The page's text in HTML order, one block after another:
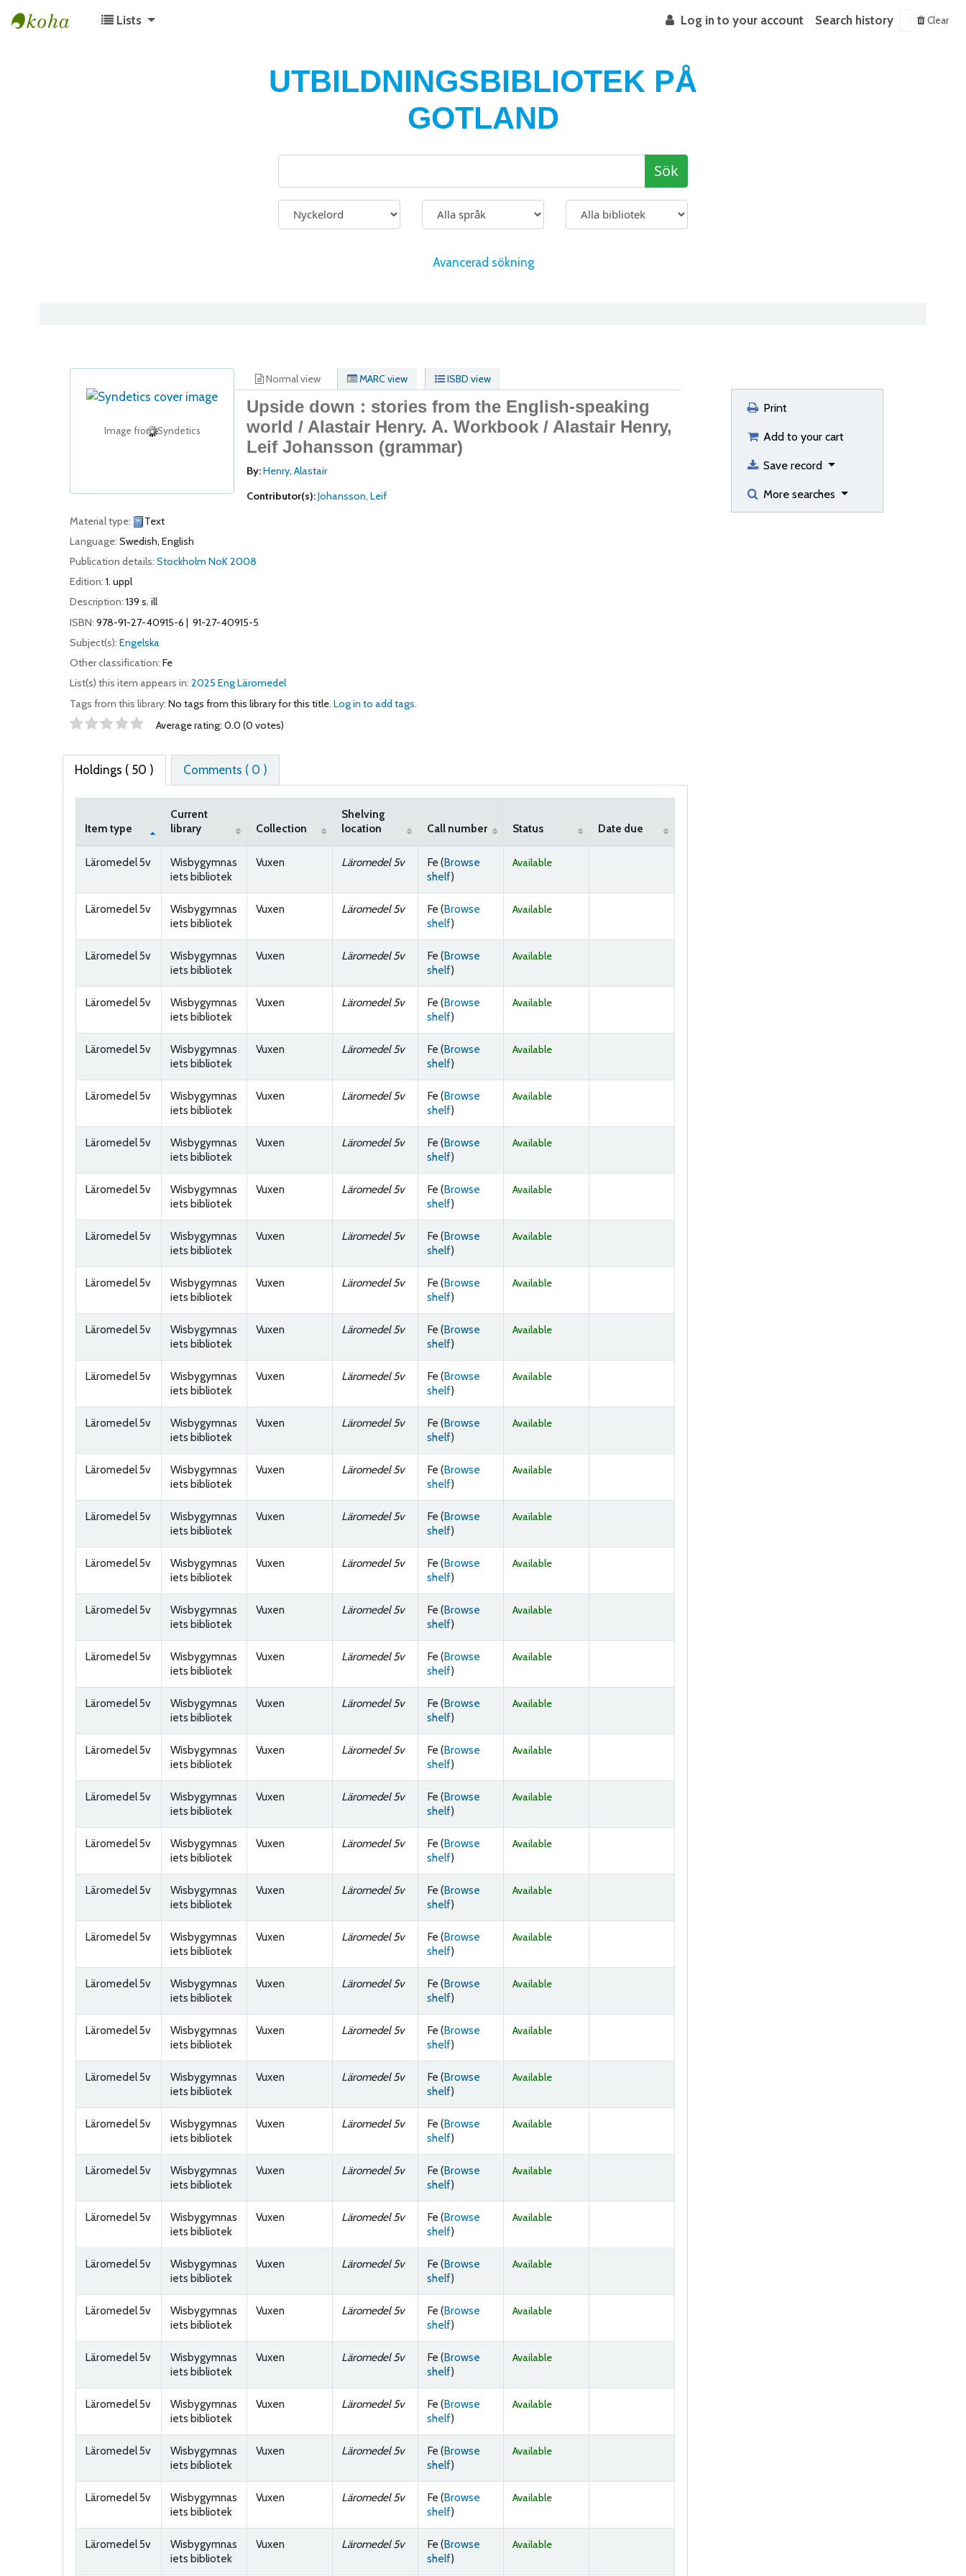
Lists Log in to your account Search history Clear
UTBILDNINGSBIBLIOTEK PÅ
GOTLAND
Sök
Avancerad sökning
Image from Syndetics
Normal view MARC view ISBD view
Upside down : stories from the English-speaking
world / Alastair Henry. A. Workbook / Alastair Henry,
Leif Johansson (grammar)
By:Henry, Alastair
Contributor(s):Johansson, Leif
Material type:
Text
Language: Swedish, English
Publication details: Stockholm NoK2008
Edition: 1. uppl
Description: 139 s. ill
ISBN: 978-91-27-40915-6
91-27-40915-5
Subject(s): Engelska
Other classification: Fe
List(s) this item appears in: 2025 Eng Läromedel
Tags from this library: No tags from this library for this title. Log in to add tags.
Star ratings Average rating: 0.0 (0 votes)
Holdings ( 50 ) Comments ( 0 )
Item type
Current
library
Collection
Shelving
location
Call number Status Date due
Läromedel 5v
Wisbygymnas
iets bibliotek
Vuxen Läromedel 5v Fe (Browse
shelf(Opens below)
)
Available
Läromedel 5v
Wisbygymnas
iets bibliotek
Vuxen Läromedel 5v Fe (Browse
shelf(Opens below)
)
Available
Läromedel 5v
Wisbygymnas
iets bibliotek
Vuxen Läromedel 5v Fe (Browse
shelf(Opens below)
)
Available
Läromedel 5v
Wisbygymnas
iets bibliotek
Vuxen Läromedel 5v Fe (Browse
shelf(Opens below)
)
Available
Läromedel 5v
Wisbygymnas
iets bibliotek
Vuxen Läromedel 5v Fe (Browse
shelf(Opens below)
)
Available
Läromedel 5v
Wisbygymnas
iets bibliotek
Vuxen Läromedel 5v Fe (Browse
shelf(Opens below)
)
Available
Läromedel 5v
Wisbygymnas
iets bibliotek
Vuxen Läromedel 5v Fe (Browse
shelf(Opens below)
)
Available
Läromedel 5v
Wisbygymnas
iets bibliotek
Vuxen Läromedel 5v Fe (Browse
shelf(Opens below)
)
Available
Läromedel 5v
Wisbygymnas
iets bibliotek
Vuxen Läromedel 5v Fe (Browse
shelf(Opens below)
)
Available
Läromedel 5v
Wisbygymnas
iets bibliotek
Vuxen Läromedel 5v Fe (Browse
shelf(Opens below)
)
Available
Läromedel 5v
Wisbygymnas
iets bibliotek
Vuxen Läromedel 5v Fe (Browse
shelf(Opens below)
)
Available
Läromedel 5v
Wisbygymnas
iets bibliotek
Vuxen Läromedel 5v Fe (Browse
shelf(Opens below)
)
Available
Läromedel 5v
Wisbygymnas
iets bibliotek
Vuxen Läromedel 5v Fe (Browse
shelf(Opens below)
)
Available
Läromedel 5v
Wisbygymnas
iets bibliotek
Vuxen Läromedel 5v Fe (Browse
shelf(Opens below)
)
Available
Läromedel 5v
Wisbygymnas
iets bibliotek
Vuxen Läromedel 5v Fe (Browse
shelf(Opens below)
)
Available
Läromedel 5v
Wisbygymnas
iets bibliotek
Vuxen Läromedel 5v Fe (Browse
shelf(Opens below)
)
Available
Läromedel 5v
Wisbygymnas
iets bibliotek
Vuxen Läromedel 5v Fe (Browse
shelf(Opens below)
)
Available
Läromedel 5v
Wisbygymnas
iets bibliotek
Vuxen Läromedel 5v Fe (Browse
shelf(Opens below)
)
Available
Läromedel 5v
Wisbygymnas
iets bibliotek
Vuxen Läromedel 5v Fe (Browse
shelf(Opens below)
)
Available
Läromedel 5v
Wisbygymnas
iets bibliotek
Vuxen Läromedel 5v Fe (Browse
shelf(Opens below)
)
Available
Läromedel 5v
Wisbygymnas
iets bibliotek
Vuxen Läromedel 5v Fe (Browse
shelf(Opens below)
)
Available
Läromedel 5v
Wisbygymnas
iets bibliotek
Vuxen Läromedel 5v Fe (Browse
shelf(Opens below)
)
Available
Läromedel 5v
Wisbygymnas
iets bibliotek
Vuxen Läromedel 5v Fe (Browse
shelf(Opens below)
)
Available
Läromedel 5v
Wisbygymnas
iets bibliotek
Vuxen Läromedel 5v Fe (Browse
shelf(Opens below)
)
Available
Läromedel 5v
Wisbygymnas
iets bibliotek
Vuxen Läromedel 5v Fe (Browse
shelf(Opens below)
)
Available
Läromedel 5v
Wisbygymnas
iets bibliotek
Vuxen Läromedel 5v Fe (Browse
shelf(Opens below)
)
Available
Läromedel 5v
Wisbygymnas
iets bibliotek
Vuxen Läromedel 5v Fe (Browse
shelf(Opens below)
)
Available
Läromedel 5v
Wisbygymnas
iets bibliotek
Vuxen Läromedel 5v Fe (Browse
shelf(Opens below)
)
Available
Läromedel 5v
Wisbygymnas
iets bibliotek
Vuxen Läromedel 5v Fe (Browse
shelf(Opens below)
)
Available
Läromedel 5v
Wisbygymnas
iets bibliotek
Vuxen Läromedel 5v Fe (Browse
shelf(Opens below)
)
Available
Läromedel 5v
Wisbygymnas
iets bibliotek
Vuxen Läromedel 5v Fe (Browse
shelf(Opens below)
)
Available
Läromedel 5v
Wisbygymnas
iets bibliotek
Vuxen Läromedel 5v Fe (Browse
shelf(Opens below)
)
Available
Läromedel 5v
Wisbygymnas
iets bibliotek
Vuxen Läromedel 5v Fe (Browse
shelf(Opens below)
)
Available
Läromedel 5v
Wisbygymnas
iets bibliotek
Vuxen Läromedel 5v Fe (Browse
shelf(Opens below)
)
Available
Läromedel 5v
Wisbygymnas
iets bibliotek
Vuxen Läromedel 5v Fe (Browse
shelf(Opens below)
)
Available
Läromedel 5v
Wisbygymnas
iets bibliotek
Vuxen Läromedel 5v Fe (Browse
shelf(Opens below)
)
Available
Läromedel 5v
Wisbygymnas
iets bibliotek
Vuxen Läromedel 5v Fe (Browse
shelf(Opens below)
)
Available
Print
Add to your cart
Save record
More searches